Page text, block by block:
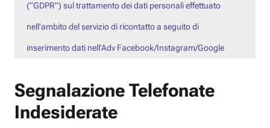
(“GDPR”) sul trattamento dei dati personali effettuato
nell’ambito del servizio di ricontatto a seguito di
inserimento dati nell’Adv Facebook/Instagram/Google
Segnalazione Telefonate
Indesiderate